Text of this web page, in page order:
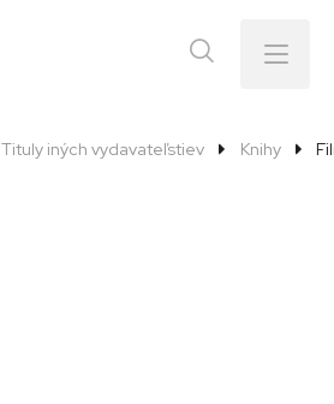
Menu
Tituly iných vydavateľstiev Knihy